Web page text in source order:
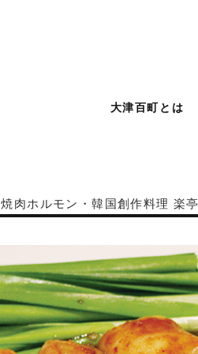
大津百町とは
焼肉ホルモン・韓国創作料理 楽亭